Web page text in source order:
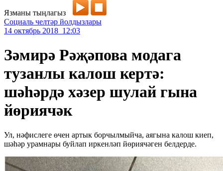
Язманы тыңлагыз
Социаль челтәр йолдызлары
14 октябрь 2018 12:03
Зәмирә Рәҗәпова модага
тузанлы калош кертә:
шәһәрдә хәзер шулай гына
йөриячәк
Ул, нәфислеге өчен артык борчылмыйча, аягына калош киеп,
шәһәр урамнары буйлап иркенләп йөриячәген белдерде.